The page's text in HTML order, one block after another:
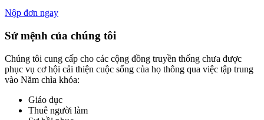
Nộp đơn ngay
Sứ mệnh của chúng tôi
Chúng tôi cung cấp cho các cộng đồng truyền thống chưa được
phục vụ cơ hội cải thiện cuộc sống của họ thông qua việc tập trung
vào Năm chìa khóa:
Giáo dục
Thuê người làm